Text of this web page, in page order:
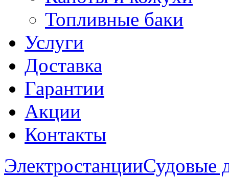
Топливные баки
Услуги
Доставка
Гарантии
Акции
Контакты
ЭлектростанцииСудовые